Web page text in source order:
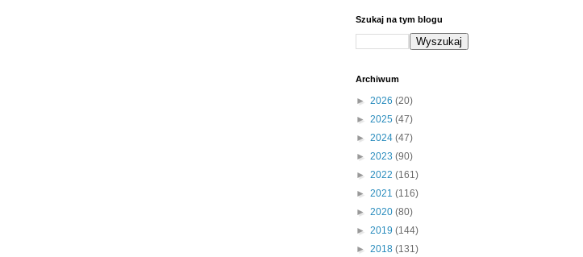
Szukaj na tym blogu
Archiwum
► 2026 (20)
► 2025 (47)
► 2024 (47)
► 2023 (90)
► 2022 (161)
► 2021 (116)
► 2020 (80)
► 2019 (144)
► 2018 (131)